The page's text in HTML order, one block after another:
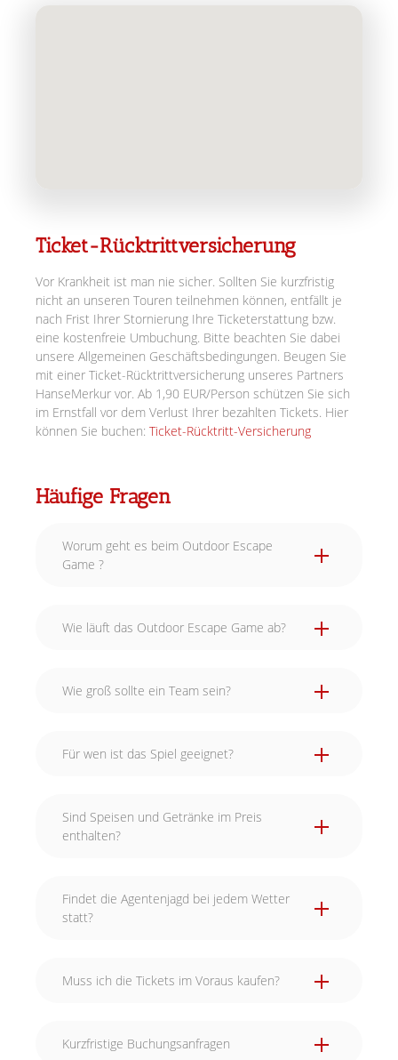
Ticket-Rücktrittversicherung
Vor Krankheit ist man nie sicher. Sollten Sie kurzfristig
nicht an unseren Touren teilnehmen können, entfällt je
nach Frist Ihrer Stornierung Ihre Ticketerstattung bzw.
eine kostenfreie Umbuchung. Bitte beachten Sie dabei
unsere Allgemeinen Geschäftsbedingungen. Beugen Sie
mit einer Ticket-Rücktrittversicherung unseres Partners
HanseMerkur vor. Ab 1,90 EUR/Person schützen Sie sich
im Ernstfall vor dem Verlust Ihrer bezahlten Tickets. Hier
können Sie buchen: Ticket-Rücktritt-Versicherung
Häufige Fragen
Worum geht es beim Outdoor Escape
Game ?
Wie läuft das Outdoor Escape Game ab?
Wie groß sollte ein Team sein?
Für wen ist das Spiel geeignet?
Sind Speisen und Getränke im Preis
enthalten?
Findet die Agentenjagd bei jedem Wetter
statt?
Muss ich die Tickets im Voraus kaufen?
Kurzfristige Buchungsanfragen